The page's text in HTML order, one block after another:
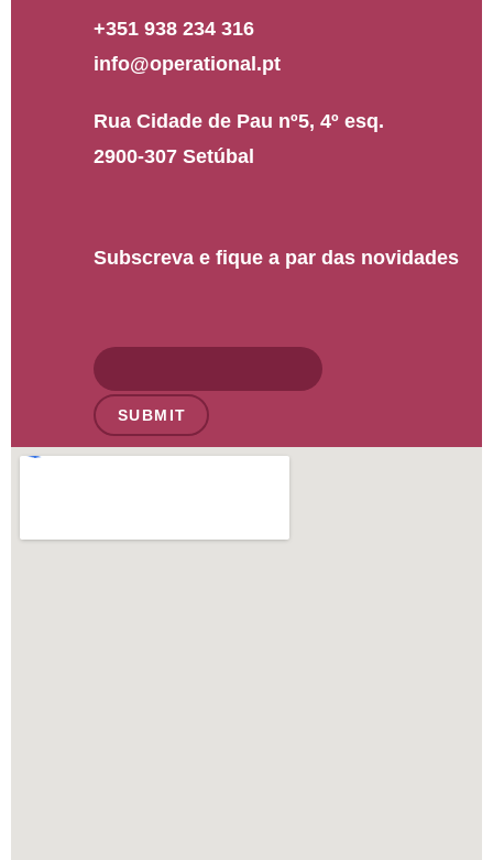
+351 938 234 316
info@operational.pt
Rua Cidade de Pau nº5, 4º esq.
2900-307 Setúbal
Subscreva e fique a par das novidades